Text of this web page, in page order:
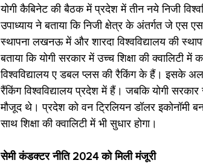
योगी कैबिनेट की बैठक में प्रदेश में तीन नये निजी
उपाध्याय ने बताया कि निजी क्षेत्र के अंतर्गत जे एस एस
स्थापना लखनऊ में और शारदा विश्वविद्यालय की
बताया कि योगी सरकार में उच्च शिक्षा की
विश्वविद्यालय ए डबल प्लस की रैकिंग के हैं। इसके
रैंकिंग विश्वविद्यालय प्रदेश में हैं। जबकि योगी
मौजूद थे। प्रदेश को वन ट्रिलियन डॉलर इकोनॉमी
साथ शिक्षा की क्वालिटी में भी सुधार होगा।
सेमी कंडक्टर नीति 2024 को मिली मंजूरी